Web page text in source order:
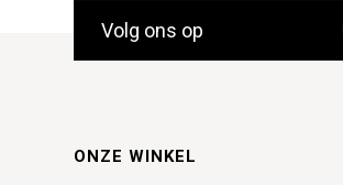
Volg ons op
ONZE WINKEL